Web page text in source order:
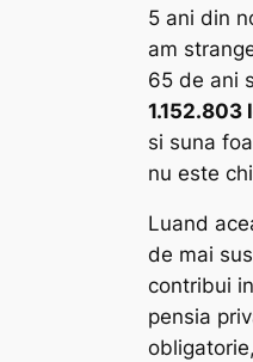
5 ani din
am
65 de ani
1.152.803
si suna
nu este
Luand
de mai
contribui
pensia